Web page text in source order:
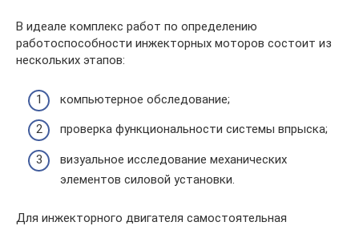
В идеале комплекс работ по определению
работоспособности инжекторных моторов состоит из
нескольких этапов:
компьютерное обследование;
проверка функциональности системы впрыска;
визуальное исследование механических
элементов силовой установки.
Для инжекторного двигателя самостоятельная